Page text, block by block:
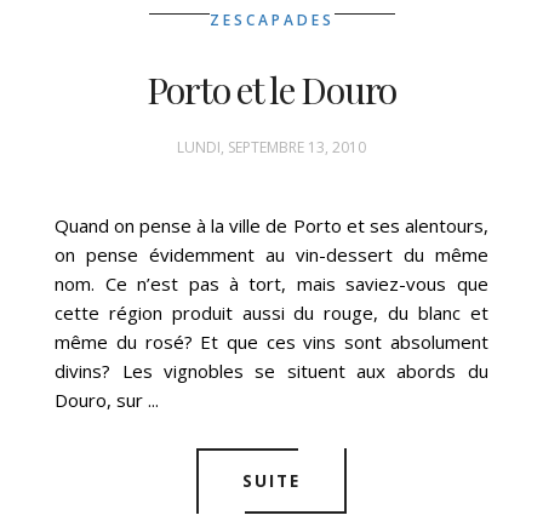
ZESCAPADES
Porto et le Douro
LUNDI, SEPTEMBRE 13, 2010
Quand on pense à la ville de Porto et ses alentours,
on pense évidemment au vin-dessert du même
nom. Ce n’est pas à tort, mais saviez-vous que
cette région produit aussi du rouge, du blanc et
même du rosé? Et que ces vins sont absolument
divins? Les vignobles se situent aux abords du
Douro, sur ...
SUITE